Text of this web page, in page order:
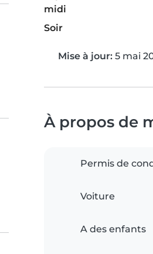
midi
Soir
Mise à jour: 5 mai
À propos de
Permis de
Voiture
A des enfants